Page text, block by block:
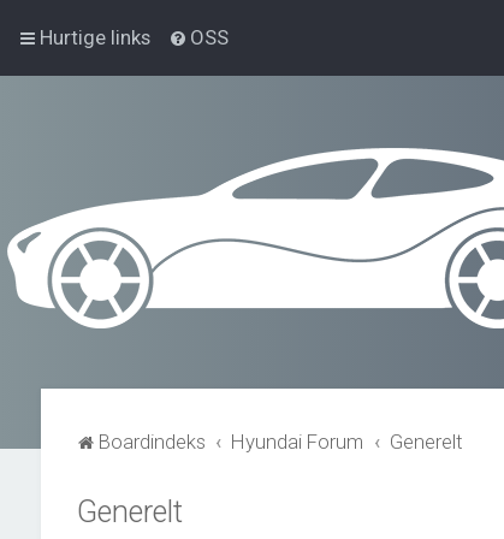
Hurtige links OSS
Boardindeks Hyundai Forum Generelt
Generelt